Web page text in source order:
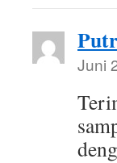
Juni